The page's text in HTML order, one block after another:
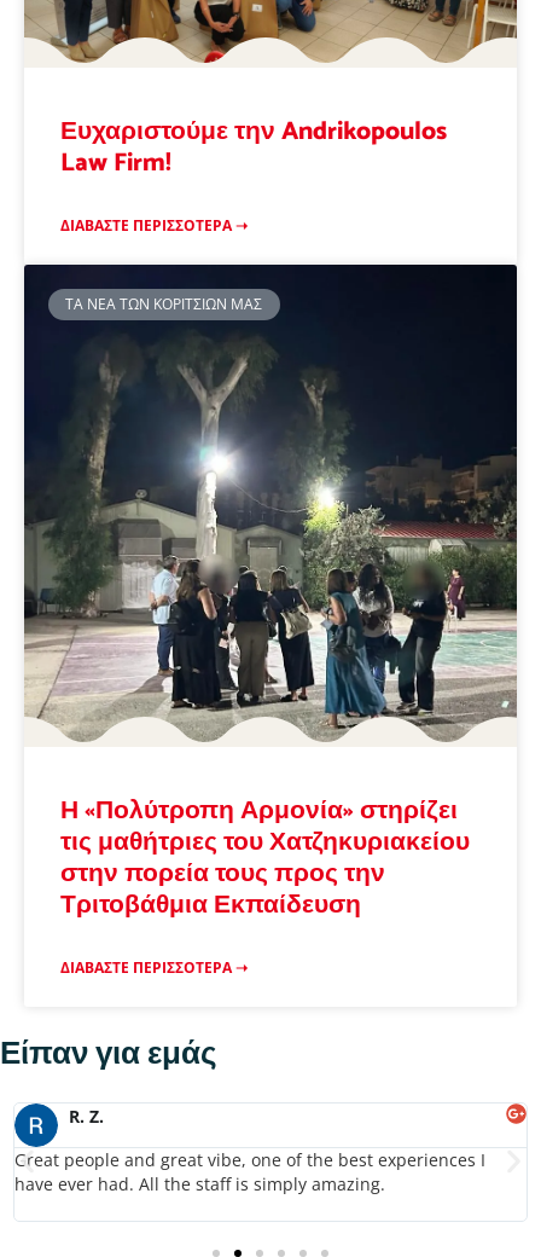
Ευχαριστούμε την Andrikopoulos
Law Firm!
ΔΙΑΒΆΣΤΕ ΠΕΡΙΣΣΌΤΕΡΑ ➝
ΤΑ ΝΈΑ ΤΩΝ ΚΟΡΙΤΣΙΏΝ ΜΑΣ
Η «Πολύτροπη Αρμονία» στηρίζει
τις μαθήτριες του Χατζηκυριακείου
στην πορεία τους προς την
Τριτοβάθμια Εκπαίδευση
ΔΙΑΒΆΣΤΕ ΠΕΡΙΣΣΌΤΕΡΑ ➝
Είπαν για εμάς
R. Z.
Great people and great vibe, one of the best experiences I
have ever had. All the staff is simply amazing.